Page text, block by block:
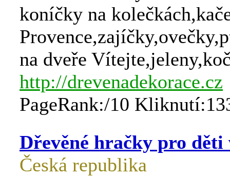
koníčky na
na dveře
http://drevenadekorace.cz
PageRank:/10
Dřevěné hračky pro děti
Česká republika